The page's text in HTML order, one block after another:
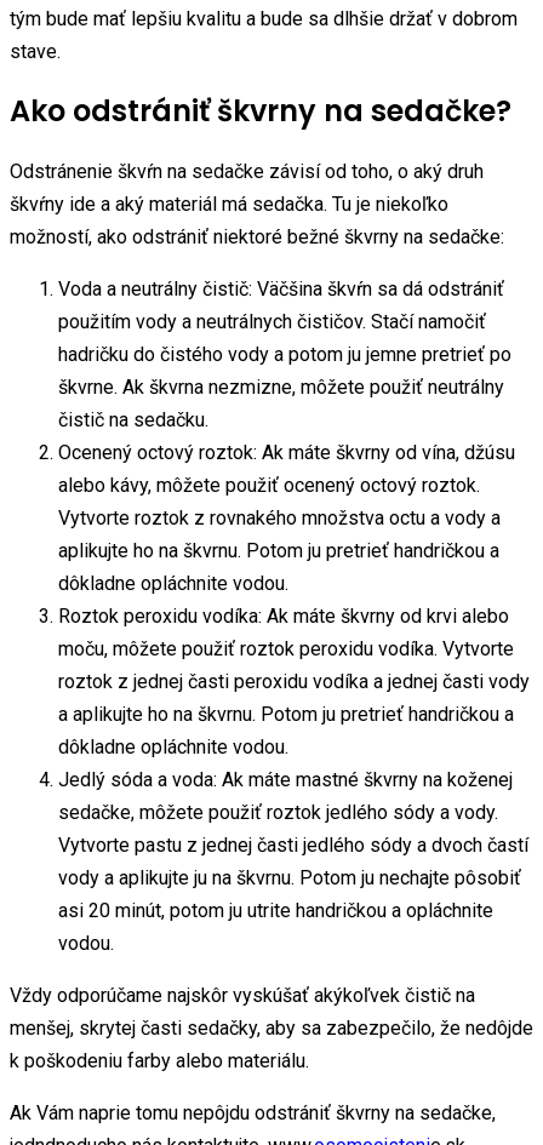
tým bude mať lepšiu kvalitu a bude sa dlhšie držať v dobrom
stave.
Ako odstrániť škvrny na sedačke?
Odstránenie škvŕn na sedačke závisí od toho, o aký druh
škvŕny ide a aký materiál má sedačka. Tu je niekoľko
možností, ako odstrániť niektoré bežné škvrny na sedačke:
Voda a neutrálny čistič: Väčšina škvŕn sa dá odstrániť
použitím vody a neutrálnych čističov. Stačí namočiť
hadričku do čistého vody a potom ju jemne pretrieť po
škvrne. Ak škvrna nezmizne, môžete použiť neutrálny
čistič na sedačku.
Ocenený octový roztok: Ak máte škvrny od vína, džúsu
alebo kávy, môžete použiť ocenený octový roztok.
Vytvorte roztok z rovnakého množstva octu a vody a
aplikujte ho na škvrnu. Potom ju pretrieť handričkou a
dôkladne opláchnite vodou.
Roztok peroxidu vodíka: Ak máte škvrny od krvi alebo
moču, môžete použiť roztok peroxidu vodíka. Vytvorte
roztok z jednej časti peroxidu vodíka a jednej časti vody
a aplikujte ho na škvrnu. Potom ju pretrieť handričkou a
dôkladne opláchnite vodou.
Jedlý sóda a voda: Ak máte mastné škvrny na koženej
sedačke, môžete použiť roztok jedlého sódy a vody.
Vytvorte pastu z jednej časti jedlého sódy a dvoch častí
vody a aplikujte ju na škvrnu. Potom ju nechajte pôsobiť
asi 20 minút, potom ju utrite handričkou a opláchnite
vodou.
Vždy odporúčame najskôr vyskúšať akýkoľvek čistič na
menšej, skrytej časti sedačky, aby sa zabezpečilo, že nedôjde
k poškodeniu farby alebo materiálu.
Ak Vám naprie tomu nepôjdu odstrániť škvrny na sedačke,